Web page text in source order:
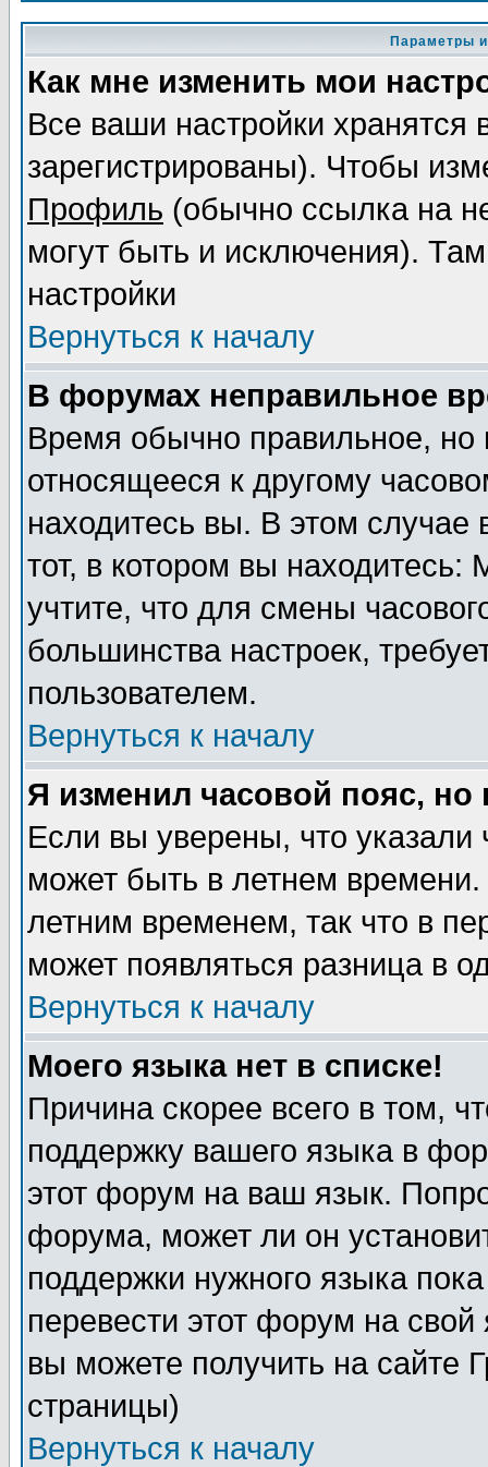
Параметры
Как мне изменить мои
Все ваши настройки
зарегистрированы). Чтобы
Профиль (обычно ссылка на
могут быть и исключения).
настройки
Вернуться к началу
В форумах неправильное
Время обычно правильное,
относящееся к другому
находитесь вы. В этом
тот, в котором вы
учтите, что для смены
большинства настроек,
пользователем.
Вернуться к началу
Я изменил часовой пояс,
Если вы уверены, что указали
может быть в летнем
летним временем, так что в
может появляться разница в
Вернуться к началу
Моего языка нет в списке!
Причина скорее всего в том,
поддержку вашего языка в
этот форум на ваш язык.
форума, может ли он
поддержки нужного языка
перевести этот форум на
вы можете получить на сайте
страницы)
Вернуться к началу